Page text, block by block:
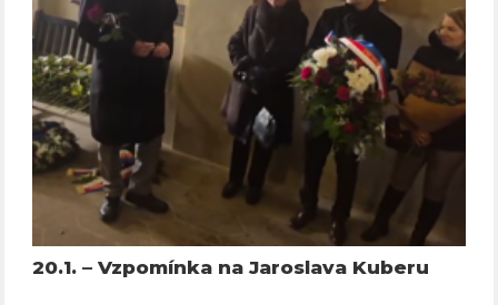
20.1. – Vzpomínka na Jaroslava Kuberu